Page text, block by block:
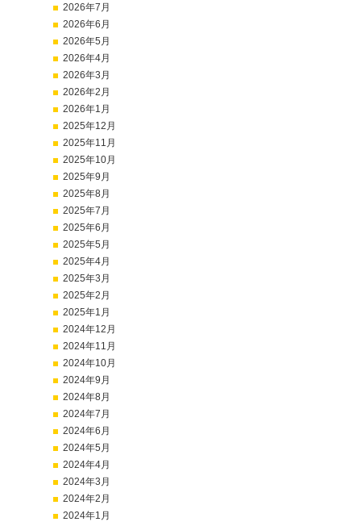
2026年7月
2026年6月
2026年5月
2026年4月
2026年3月
2026年2月
2026年1月
2025年12月
2025年11月
2025年10月
2025年9月
2025年8月
2025年7月
2025年6月
2025年5月
2025年4月
2025年3月
2025年2月
2025年1月
2024年12月
2024年11月
2024年10月
2024年9月
2024年8月
2024年7月
2024年6月
2024年5月
2024年4月
2024年3月
2024年2月
2024年1月